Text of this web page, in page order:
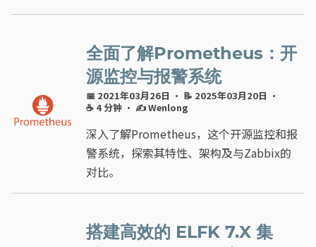
全面了解Prometheus：开
源监控与报警系统
📅 2021年03月26日 · 📝 2025年03月20日 ·
☕ 4 分钟 · ✍ Wenlong
深入了解Prometheus，这个开源监控和报
警系统，探索其特性、架构及与Zabbix的
对比。
搭建高效的 ELFK 7.X 集